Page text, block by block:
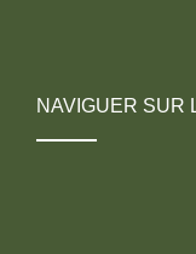
NAVIGUER SUR